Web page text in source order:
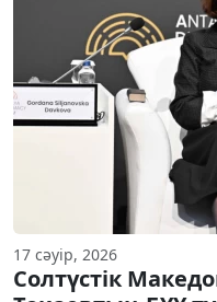
17 сәуір, 2026
Солтүстік